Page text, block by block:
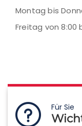
Montag bis
Freitag von 8:00
Für Sie